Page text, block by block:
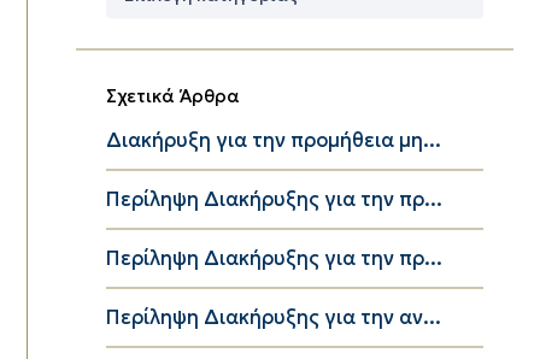
Σχετικά Άρθρα
Διακήρυξη για την προμήθεια μη...
Περίληψη Διακήρυξης για την πρ...
Περίληψη Διακήρυξης για την πρ...
Περίληψη Διακήρυξης για την αν...